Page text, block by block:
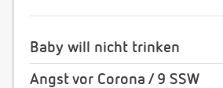
Baby will nicht trinken
Angst vor Corona / 9 SSW